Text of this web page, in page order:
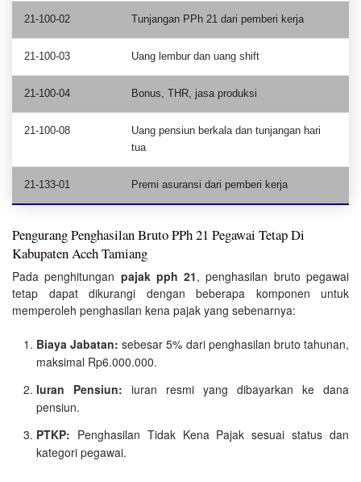
21-100-02 Tunjangan PPh 21 dari pemberi kerja
21-100-03 Uang lembur dan uang shift
21-100-04 Bonus, THR, jasa produksi
21-100-08
Uang pensiun berkala dan tunjangan hari
tua
21-133-01 Premi asuransi dari pemberi kerja
Pengurang Penghasilan Bruto PPh 21 Pegawai Tetap Di
Kabupaten Aceh Tamiang
Pada penghitungan pajak pph 21, penghasilan bruto pegawai
tetap dapat dikurangi dengan beberapa komponen untuk
memperoleh penghasilan kena pajak yang sebenarnya:
Biaya Jabatan: sebesar 5% dari penghasilan bruto tahunan,
maksimal Rp6.000.000.
Iuran Pensiun: iuran resmi yang dibayarkan ke dana
pensiun.
PTKP: Penghasilan Tidak Kena Pajak sesuai status dan
kategori pegawai.